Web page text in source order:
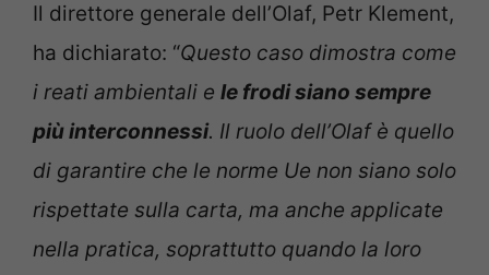
Il direttore generale dell’Olaf, Petr Klement,
ha dichiarato: “Questo caso dimostra come
i reati ambientali e le frodi siano sempre
più interconnessi. Il ruolo dell’Olaf è quello
di garantire che le norme Ue non siano solo
rispettate sulla carta, ma anche applicate
nella pratica, soprattutto quando la loro